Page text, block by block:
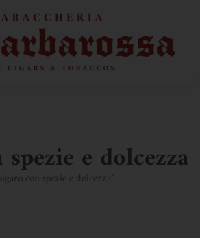
e dolcezza
con spezie e dolcezza”